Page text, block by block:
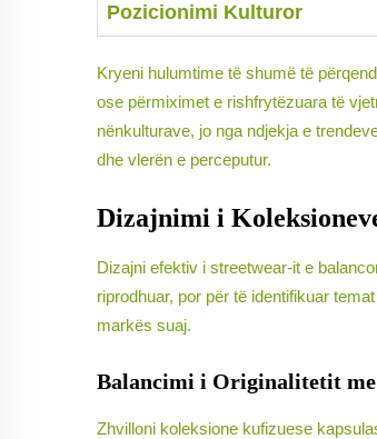
Pozicionimi Kulturor
Kryeni hulumtime të shumë të
ose përmiximet e rishfrytëzuara të
nënkulturave, jo nga ndjekja e
dhe vlerën e perceputur.
Dizajnimi i
Dizajni efektiv i streetwear-it e
riprodhuar, por për të identifikuar
markës suaj.
Balancimi i Originalitetit me
Zhvilloni koleksione kufizuese